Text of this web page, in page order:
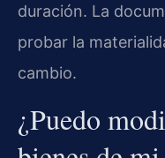
duración. La
probar la
cambio.
¿Puedo